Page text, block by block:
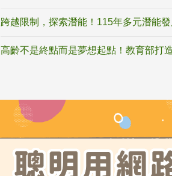
跨越限制，探索潛能！115年多元潛能
高齡不是終點而是夢想起點！教育部打